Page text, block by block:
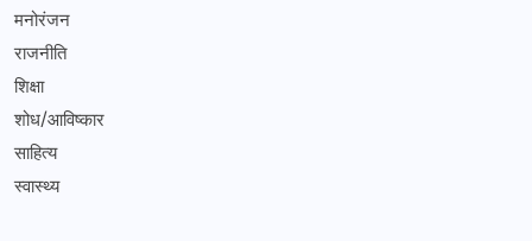
मनोरंजन
राजनीति
शिक्षा
शोध/आविष्कार
साहित्य
स्वास्थ्य